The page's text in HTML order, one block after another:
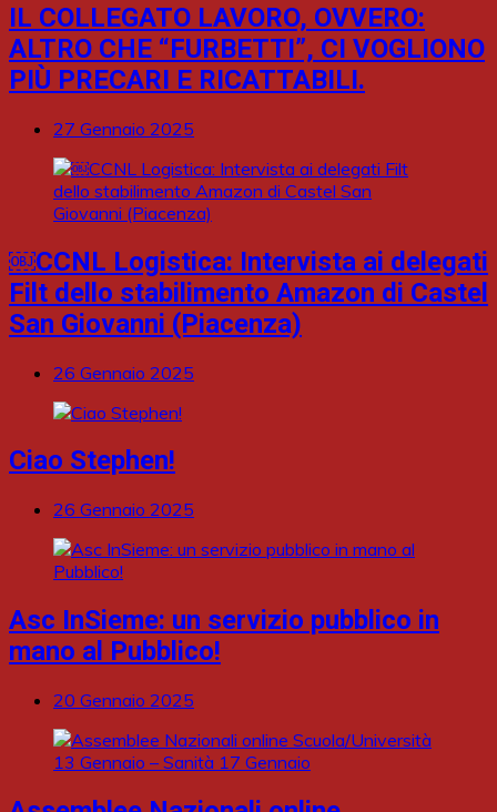
IL COLLEGATO LAVORO, OVVERO:
ALTRO CHE “FURBETTI”, CI VOGLIONO
PIÙ PRECARI E RICATTABILI.
27 Gennaio 2025
￼CCNL Logistica: Intervista ai delegati
Filt dello stabilimento Amazon di Castel
San Giovanni (Piacenza)
26 Gennaio 2025
Ciao Stephen!
26 Gennaio 2025
Asc InSieme: un servizio pubblico in
mano al Pubblico!
20 Gennaio 2025